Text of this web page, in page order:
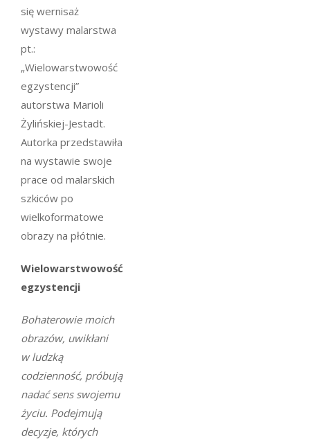
się wernisaż
wystawy malarstwa
pt.:
„Wielowarstwowość
egzystencji”
autorstwa Marioli
Żylińskiej-Jestadt.
Autorka przedstawiła
na wystawie swoje
prace od malarskich
szkiców po
wielkoformatowe
obrazy na płótnie.
Wielowarstwowość
egzystencji
Bohaterowie moich
obrazów, uwikłani
w ludzką
codzienność, próbują
nadać sens swojemu
życiu. Podejmują
decyzje, których